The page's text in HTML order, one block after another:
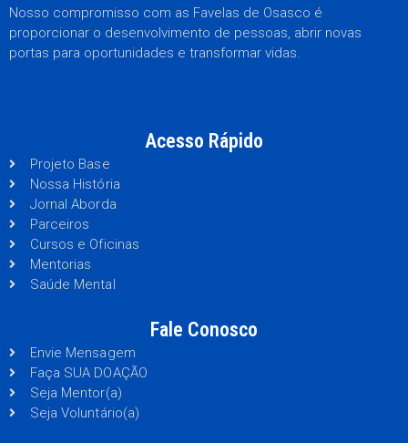
Nosso compromisso com as Favelas de Osasco é
proporcionar o desenvolvimento de pessoas, abrir novas
portas para oportunidades e transformar vidas.
Acesso Rápido
Projeto Base
Nossa História
Jornal Aborda
Parceiros
Cursos e Oficinas
Mentorias
Saúde Mental
Fale Conosco
Envie Mensagem
Faça SUA DOAÇÃO
Seja Mentor(a)
Seja Voluntário(a)